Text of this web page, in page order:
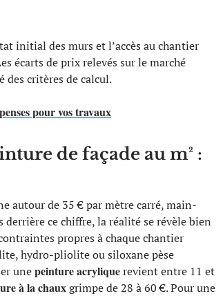
initial des murs et l’accès au chantier
écarts de prix relevés sur le marché
critères de calcul.
pour vos travaux
de façade au m² :
autour de 35 € par mètre carré, main-
ce chiffre, la réalité se révèle bien
propres à chaque chantier
hydro-pliolite ou siloxane pèse
unepeinture acryliquerevient entre 11 et
à la chauxgrimpe de 28 à 60 €. Pour une